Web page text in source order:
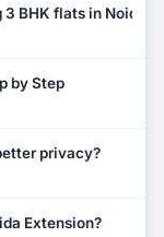
BHK flats in Noida?
by Step
privacy?
Extension?